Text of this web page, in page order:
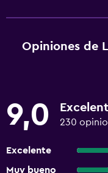
Opiniones de
9,0 230
Excelente
Muy bueno